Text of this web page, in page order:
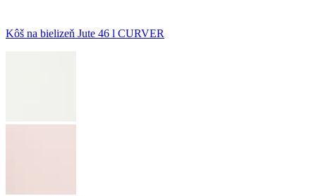
Kôš na bielizeň Jute 46 l CURVER